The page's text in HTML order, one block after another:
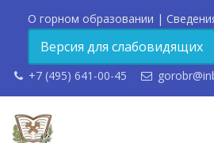
О горном образовании |
Версия для слабовидящих
+7 (495) 641-00-45